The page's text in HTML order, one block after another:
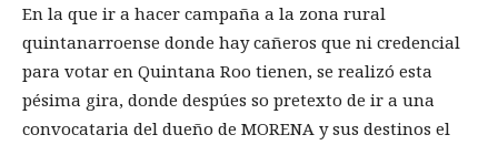
En la que ir a hacer campaña a la zona rural
quintanarroense donde hay cañeros que ni credencial
para votar en Quintana Roo tienen, se realizó esta
pésima gira, donde despúes so pretexto de ir a una
convocataria del dueño de MORENA y sus destinos el